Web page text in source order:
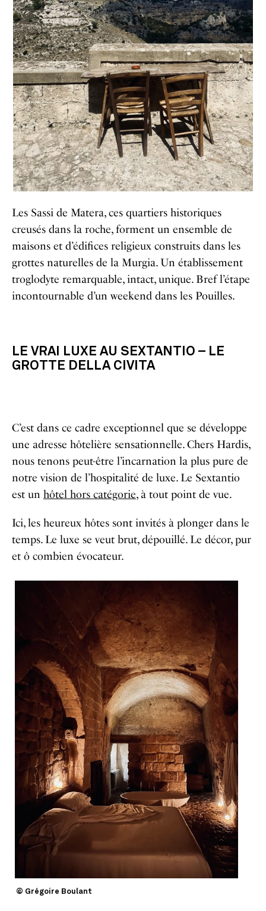
Les Sassi de Matera, ces quartiers historiques
creusés dans la roche, forment un ensemble de
maisons et d’édifices religieux construits dans les
grottes naturelles de la Murgia. Un établissement
troglodyte remarquable, intact, unique. Bref l’étape
incontournable d’un weekend dans les Pouilles.
LE VRAI LUXE AU SEXTANTIO – LE
GROTTE DELLA CIVITA
C’est dans ce cadre exceptionnel que se développe
une adresse hôtelière sensationnelle. Chers Hardis,
nous tenons peut-être l’incarnation la plus pure de
notre vision de l’hospitalité de luxe. Le Sextantio
est un hôtel hors catégorie, à tout point de vue.
Ici, les heureux hôtes sont invités à plonger dans le
temps. Le luxe se veut brut, dépouillé. Le décor, pur
et ô combien évocateur.
© Grégoire Boulant